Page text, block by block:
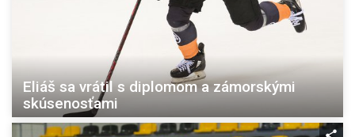
Eliáš sa vrátil s diplomom a zámorskými
skúsenosťami